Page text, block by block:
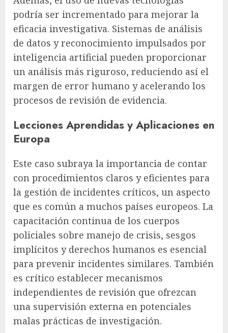
podría ser incrementado para mejorar la
eficacia investigativa. Sistemas de análisis
de datos y reconocimiento impulsados por
inteligencia artificial pueden proporcionar
un análisis más riguroso, reduciendo así el
margen de error humano y acelerando los
procesos de revisión de evidencia.
Lecciones Aprendidas y Aplicaciones en
Europa
Este caso subraya la importancia de contar
con procedimientos claros y eficientes para
la gestión de incidentes críticos, un aspecto
que es común a muchos países europeos. La
capacitación continua de los cuerpos
policiales sobre manejo de crisis, sesgos
implícitos y derechos humanos es esencial
para prevenir incidentes similares. También
es crítico establecer mecanismos
independientes de revisión que ofrezcan
una supervisión externa en potenciales
malas prácticas de investigación.